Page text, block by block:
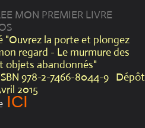
MON PREMIER LIVRE
"Ouvrez la porte et plongez
regard - Le murmure des
objets abandonnés"
978-2-7466-8044-9 Dépôt
2015
ICI